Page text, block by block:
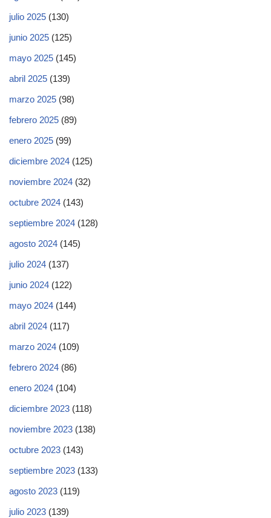
julio 2025 (130)
junio 2025 (125)
mayo 2025 (145)
abril 2025 (139)
marzo 2025 (98)
febrero 2025 (89)
enero 2025 (99)
diciembre 2024 (125)
noviembre 2024 (32)
octubre 2024 (143)
septiembre 2024 (128)
agosto 2024 (145)
julio 2024 (137)
junio 2024 (122)
mayo 2024 (144)
abril 2024 (117)
marzo 2024 (109)
febrero 2024 (86)
enero 2024 (104)
diciembre 2023 (118)
noviembre 2023 (138)
octubre 2023 (143)
septiembre 2023 (133)
agosto 2023 (119)
julio 2023 (139)